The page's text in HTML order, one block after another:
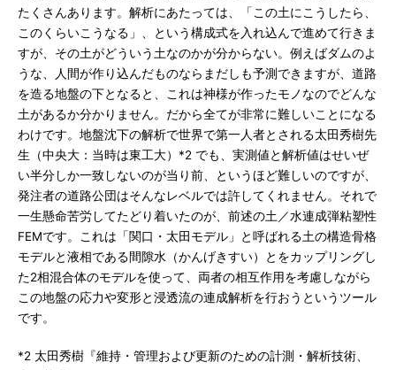
たくさんあります。解析にあたっては、「この土にこうしたら、
このくらいこうなる」、という構成式を入れ込んで進めて行きま
すが、その土がどういう土なのかが分からない。例えばダムのよ
うな、人間が作り込んだものならまだしも予測できますが、道路
を造る地盤の下となると、これは神様が作ったモノなのでどんな
土があるか分かりません。だから全てが非常に難しいことになる
わけです。地盤沈下の解析で世界で第一人者とされる太田秀樹先
生（中央大：当時は東工大）*2 でも、実測値と解析値はせいぜ
い半分しか一致しないのが当り前、というほど難しいのですが、
発注者の道路公団はそんなレベルでは許してくれません。それで
一生懸命苦労してたどり着いたのが、前述の土／水連成弾粘塑性
FEMです。これは「関口・太田モデル」と呼ばれる土の構造骨格
モデルと液相である間隙水（かんげきすい）とをカップリングし
た2相混合体のモデルを使って、両者の相互作用を考慮しながら
この地盤の応力や変形と浸透流の連成解析を行おうというツール
です。
*2 太田秀樹『維持・管理および更新のための計測・解析技術、